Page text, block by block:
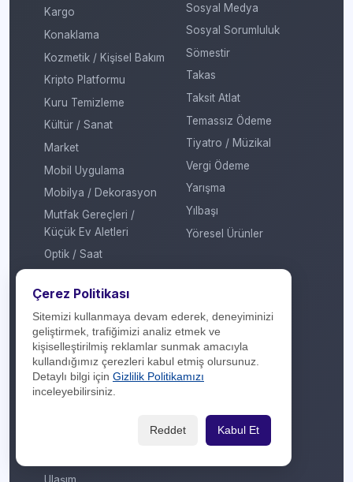
Kargo
Konaklama
Kozmetik / Kişisel Bakım
Kripto Platformu
Kuru Temizleme
Kültür / Sanat
Market
Mobil Uygulama
Mobilya / Dekorasyon
Mutfak Gereçleri /
Küçük Ev Aletleri
Optik / Saat
Oyuncak / Çocuk
Profesyonel Hizmet
Sağlık / Hastane
Sigorta / Emeklilik
Spor Giyim
Sosyal Medya
Sosyal Sorumluluk
Sömestir
Takas
Taksit Atlat
Temassız Ödeme
Tiyatro / Müzikal
Vergi Ödeme
Yarışma
Yılbaşı
Yöresel Ürünler
Çerez Politikası
Sitemizi kullanmaya devam ederek, deneyiminizi
geliştirmek, trafiğimizi analiz etmek ve
kişiselleştirilmiş reklamlar sunmak amacıyla
kullandığımız çerezleri kabul etmiş olursunuz.
Detaylı bilgi için Gizlilik Politikamızı
inceleyebilirsiniz.
Reddet Kabul Et